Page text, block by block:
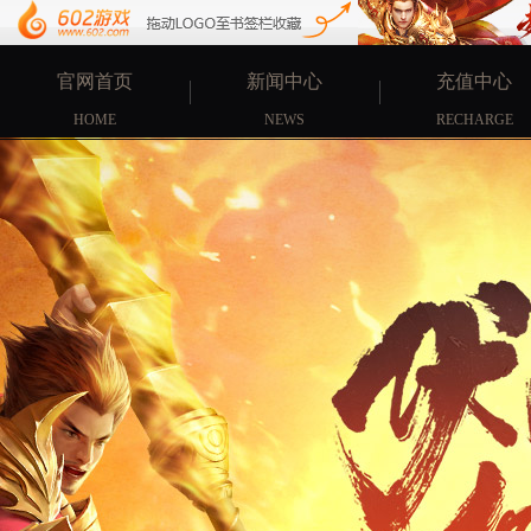
官网首页
HOME
新闻中心
NEWS
充值中心
RECHARGE